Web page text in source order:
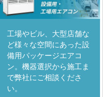
工場やビル、大型店舗な
ど様々な空間にあった設
備用パッケージエアコ
ン。機器選択から施工ま
で弊社にご相談くださ
い。